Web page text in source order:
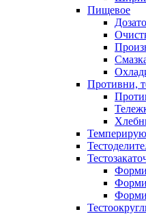
Пищевое
Противни,